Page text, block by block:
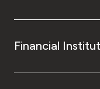
Financial